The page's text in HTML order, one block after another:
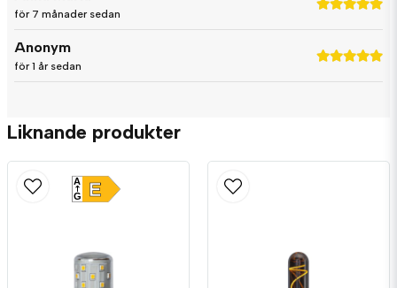
för 7 månader sedan
Anonym
för 1 år sedan
Liknande produkter
E
A
G